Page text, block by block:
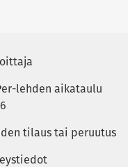
lehden aikataulu
tilaus tai peruutus